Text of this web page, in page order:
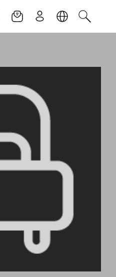
NEWSLETTER
ANMELDENSPRACHESUCHEN